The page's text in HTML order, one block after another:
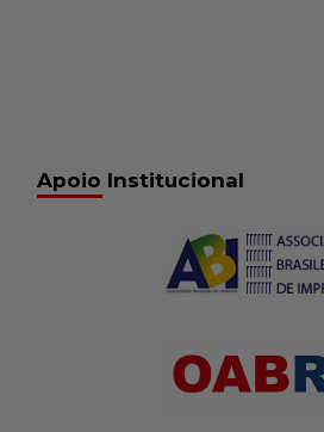
Apoio Institucional